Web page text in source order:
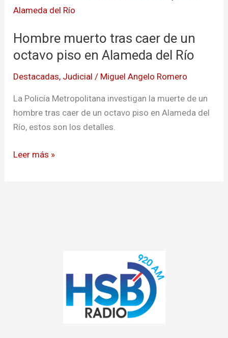
Hombre muerto tras caer de un
octavo piso en Alameda del Río
Destacadas, Judicial / Miguel Angelo Romero
La Policía Metropolitana investigan la muerte de un
hombre tras caer de un octavo piso en Alameda del
Río, estos son los detalles.
muerto
caer
de
octavo
piso
en
Alameda
Río
Leer más »